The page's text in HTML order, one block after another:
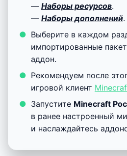
— Наборы ресурсов.
— Наборы дополнений.
Выберите в каждом
импортированные
аддон.
Рекомендуем после
игровой клиент
Запустите Minecraft
в ранее настроенный
и наслаждайтесь